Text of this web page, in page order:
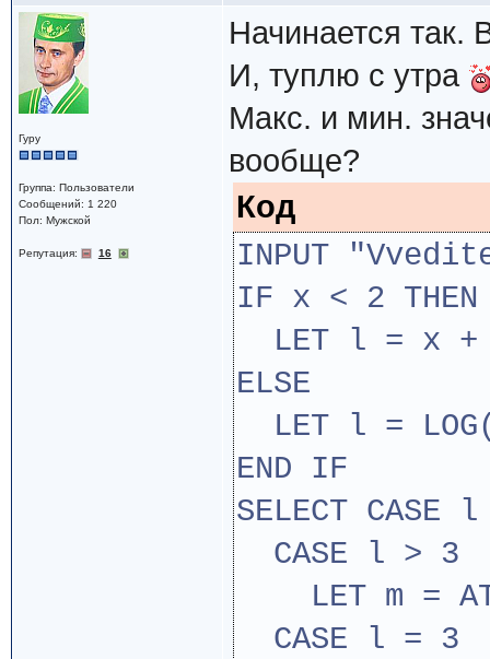
Гуру
Группа: Пользователи
Сообщений: 1 220
Пол: Мужской
Репутация: 16
Начинается так.
И, туплю с утра
Макс. и мин.
вообще?
Код
INPUT
IF x < 2 THEN
LET l = x +
ELSE
LET l =
END IF
SELECT CASE l
CASE l > 3
LET m =
CASE l = 3